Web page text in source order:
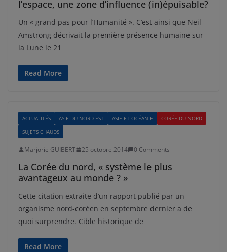
l’espace, une zone d’influence (in)épuisable?
Un « grand pas pour l’Humanité ». C’est ainsi que Neil
Amstrong décrivait la première présence humaine sur
la Lune le 21
Read More
ACTUALITÉS ASIE DU NORD-EST ASIE ET OCÉANIE
CORÉE DU NORD
SUJETS CHAUDS
Marjorie GUIBERT 25 octobre 2014 0 Comments
La Corée du nord, « système le plus
avantageux au monde ? »
Cette citation extraite d’un rapport publié par un
organisme nord-coréen en septembre dernier a de
quoi surprendre. Cible historique de
Read More